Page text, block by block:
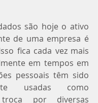
são hoje o ativo
de uma empresa é
fica cada vez mais
em tempos em
pessoais têm sido
usadas como
por diversas